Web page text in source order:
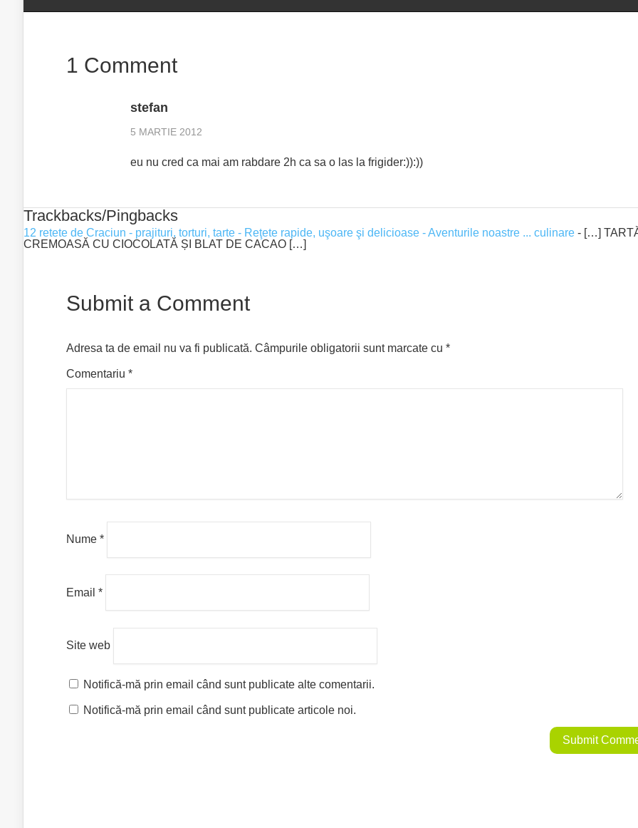
1 Comment
stefan
5 MARTIE 2012
eu nu cred ca mai am rabdare 2h ca sa o las la frigider:)):))
Trackbacks/Pingbacks
12 retete de Craciun - prajituri, torturi, tarte - Reţete rapide, uşoare şi delicioase - Aventurile noastre ... culinare - […]
CREMOASĂ CU CIOCOLATĂ ȘI BLAT DE CACAO […]
Submit a Comment
Adresa ta de email nu va fi publicată. Câmpurile obligatorii sunt marcate cu *
Comentariu *
Nume *
Email *
Site web
Notifică-mă prin email când sunt publicate alte comentarii.
Notifică-mă prin email când sunt publicate articole noi.